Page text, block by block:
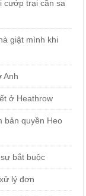
cướp trại cần sa
giật mình khi
Anh
ở Heathrow
bản quyền Heo
bắt buộc
lý đơn